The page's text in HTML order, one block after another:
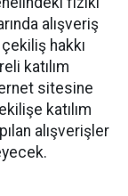
alışveriş
hakkı
katılım
sitesine
katılım
alışverişler